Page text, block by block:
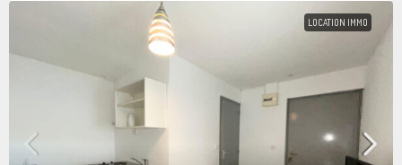
LOCATION IMMO